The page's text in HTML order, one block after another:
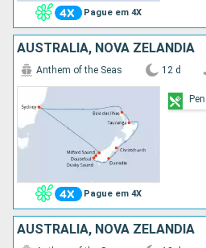
Pague em 4X
AUSTRALIA, NOVA ZELANDIA
Pague em 4X
Anthem of the Seas 12 d
AUSTRALIA, NOVA ZELANDIA